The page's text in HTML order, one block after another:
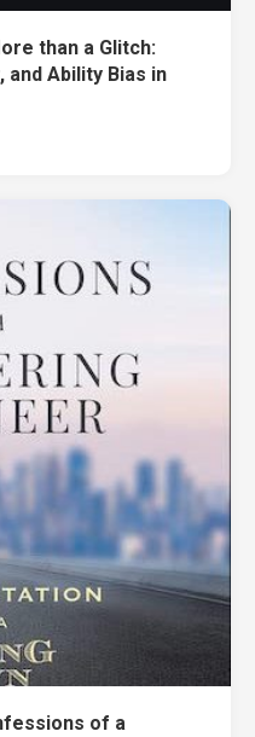
than a Glitch:
and Ability Bias in
of a